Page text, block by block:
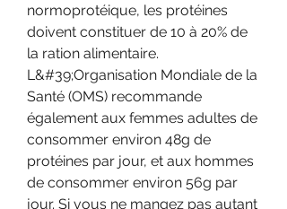
normoprotéique, les protéines
doivent constituer de 10 à 20% de
la ration alimentaire.
L&#39;Organisation Mondiale de la
Santé (OMS) recommande
également aux femmes adultes de
consommer environ 48g de
protéines par jour, et aux hommes
de consommer environ 56g par
jour. Si vous ne mangez pas autant